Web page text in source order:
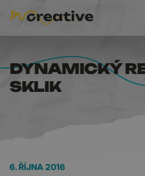
DYNAMICKÝ
SKLIK
6. ŘÍJNA 2016